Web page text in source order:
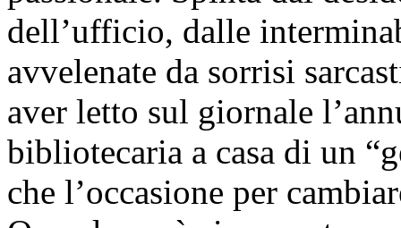
dell’ufficio, dalle
avvelenate da sorrisi
aver letto sul giornale
bibliotecaria a casa di un
che l’occasione per